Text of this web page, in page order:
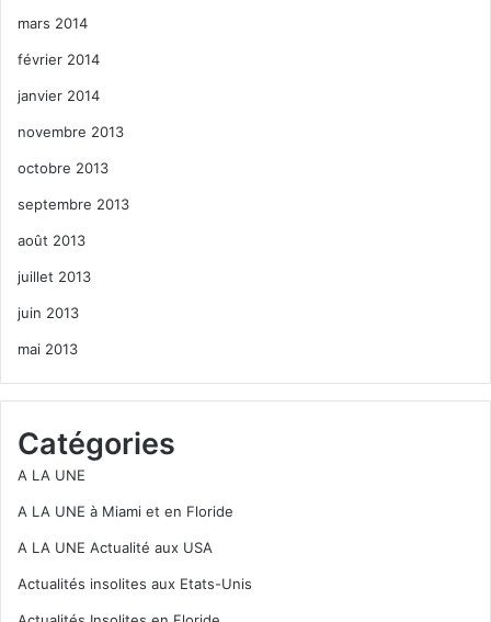
mars 2014
février 2014
janvier 2014
novembre 2013
octobre 2013
septembre 2013
août 2013
juillet 2013
juin 2013
mai 2013
Catégories
A LA UNE
A LA UNE à Miami et en Floride
A LA UNE Actualité aux USA
Actualités insolites aux Etats-Unis